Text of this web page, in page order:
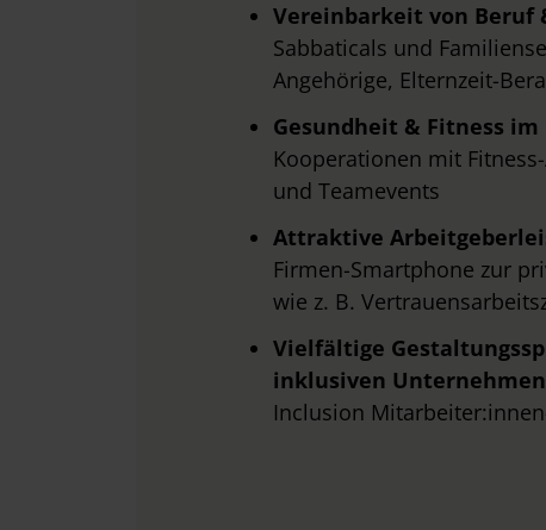
Vereinbarkeit von Beruf
Sabbaticals und
Angehörige, Elternzeit-
Gesundheit & Fitness im
Kooperationen mit
und Teamevents
Attraktive
Firmen-Smartphone zur
wie z. B.
Vielfältige
inklusiven
Inclusion